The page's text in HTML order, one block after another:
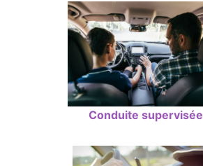
Conduite supervisée